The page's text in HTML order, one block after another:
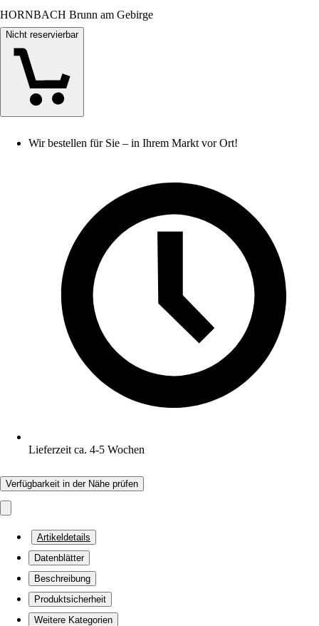
HORNBACH Brunn am Gebirge
Nicht reservierbar
Wir bestellen für Sie – in Ihrem Markt vor Ort!
Lieferzeit ca. 4-5 Wochen
Verfügbarkeit in der Nähe prüfen
Artikeldetails
Datenblätter
Beschreibung
Produktsicherheit
Weitere Kategorien